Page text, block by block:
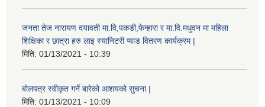
जनता तेज नारायण दयावती मा.वि,पकडी,फेन्हारा र मा.वि.मधुवन मा महिला
शिक्षिका र छात्रा हरु लाइ स्यानिटरी प्याड वितरण कार्यक्रम |
मिति: 01/13/2021 - 10:39
बोलपत्र स्वीकृत गर्ने बारेको आशयको सुचना |
मिति: 01/13/2021 - 10:09